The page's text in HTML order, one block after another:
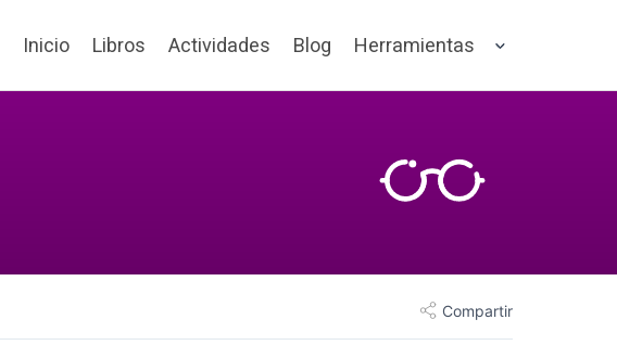
Inicio Libros Actividades Blog Herramientas
Compartir